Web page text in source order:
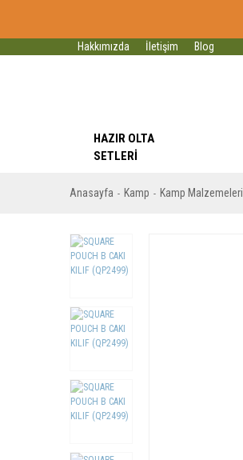
Hakkımızda İletişim Blog
HAZIR OLTA
SETLERI
Anasayfa Kamp Kamp Malzemeleri